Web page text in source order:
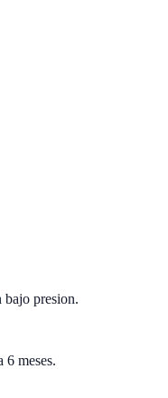
bajo presion.
meses.